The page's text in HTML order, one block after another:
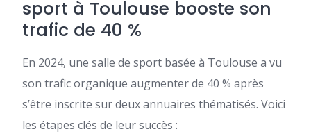
sport à Toulouse booste son
trafic de 40 %
En 2024, une salle de sport basée à Toulouse a vu
son trafic organique augmenter de 40 % après
s’être inscrite sur deux annuaires thématisés. Voici
les étapes clés de leur succès :